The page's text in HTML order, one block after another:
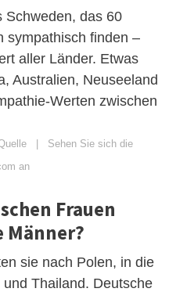
Schweden, das 60
sympathisch finden –
aller Länder. Etwas
Australien, Neuseeland
Werten zwischen
| Sehen Sie sich die
an
Frauen
Männer?
sie nach Polen, in die
Thailand. Deutsche